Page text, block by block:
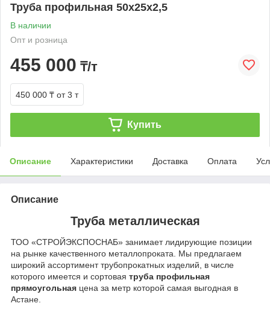
Труба профильная 50х25х2,5
В наличии
Опт и розница
455 000 ₸/т
450 000 ₸ от 3 т
Купить
Описание Характеристики Доставка Оплата
Описание
Труба металлическая
ТОО «СТРОЙЭКСПОСНАБ» занимает лидирующие позиции
на рынке качественного металлопроката. Мы предлагаем
широкий ассортимент трубопрокатных изделий, в числе
которого имеется и сортовая труба профильная
прямоугольная цена за метр которой самая выгодная в
Астане.